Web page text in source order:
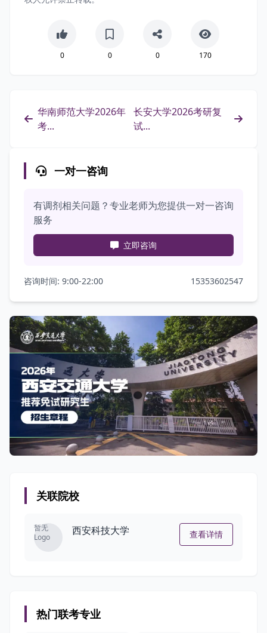
0 0 0 170
华南师范大学2026年
考...
长安大学2026考研复
试...
一对一咨询
有调剂相关问题？专业老师为您提供一对一咨询
服务
立即咨询
咨询时间: 9:00-22:00 15353602547
关联院校
暂无
Logo
西安科技大学 查看详情
热门联考专业